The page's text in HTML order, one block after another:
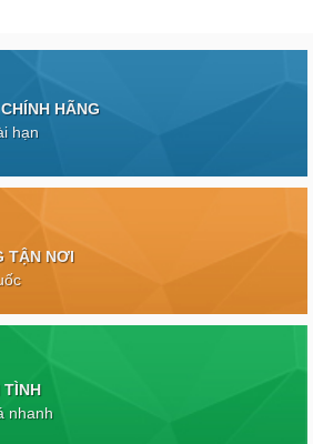
HÃNG
hạn
TẬN NƠI
TÌNH
nhanh